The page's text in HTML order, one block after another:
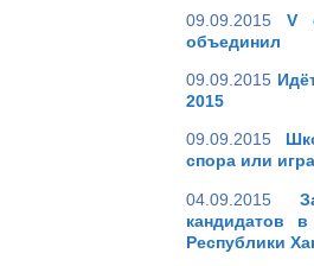
09.09.2015
V
объединил
09.09.2015
2015
09.09.2015
спора или
04.09.2015
кандидатов
Республики